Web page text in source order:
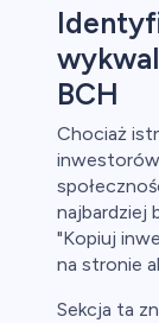
BCH
Chociaż
najbardziej
"Kopiuj
na stronie
Sekcja ta